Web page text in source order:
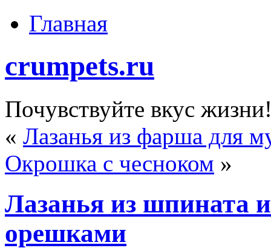
Главная
crumpets.ru
Почувствуйте вкус
« Лазанья из фарша для
Окрошка с чесноком »
Лазанья из шпината
орешками